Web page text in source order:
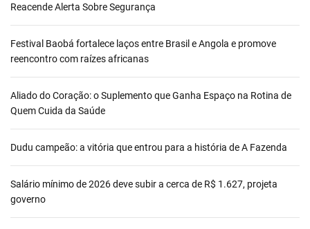
Reacende Alerta Sobre Segurança
Festival Baobá fortalece laços entre Brasil e Angola e promove
reencontro com raízes africanas
Aliado do Coração: o Suplemento que Ganha Espaço na Rotina de
Quem Cuida da Saúde
Dudu campeão: a vitória que entrou para a história de A Fazenda
Salário mínimo de 2026 deve subir a cerca de R$ 1.627, projeta
governo